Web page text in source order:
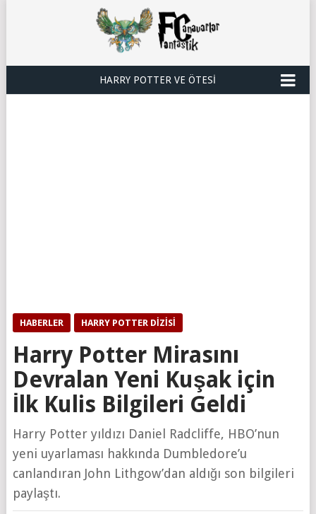
HARRY POTTER VE ÖTESI
HABERLER HARRY POTTER DIZISI
Harry Potter Mirasını
Devralan Yeni Kuşak için
İlk Kulis Bilgileri Geldi
Harry Potter yıldızı Daniel Radcliffe, HBO’nun
yeni uyarlaması hakkında Dumbledore’u
canlandıran John Lithgow’dan aldığı son bilgileri
paylaştı.